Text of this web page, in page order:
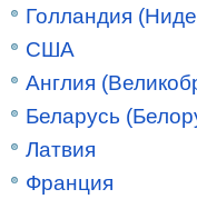
Голландия
США
Англия
Беларусь
Латвия
Франция